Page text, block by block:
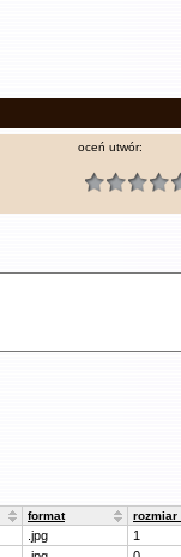
oceń utwór:
format rozmiar
.jpg
1